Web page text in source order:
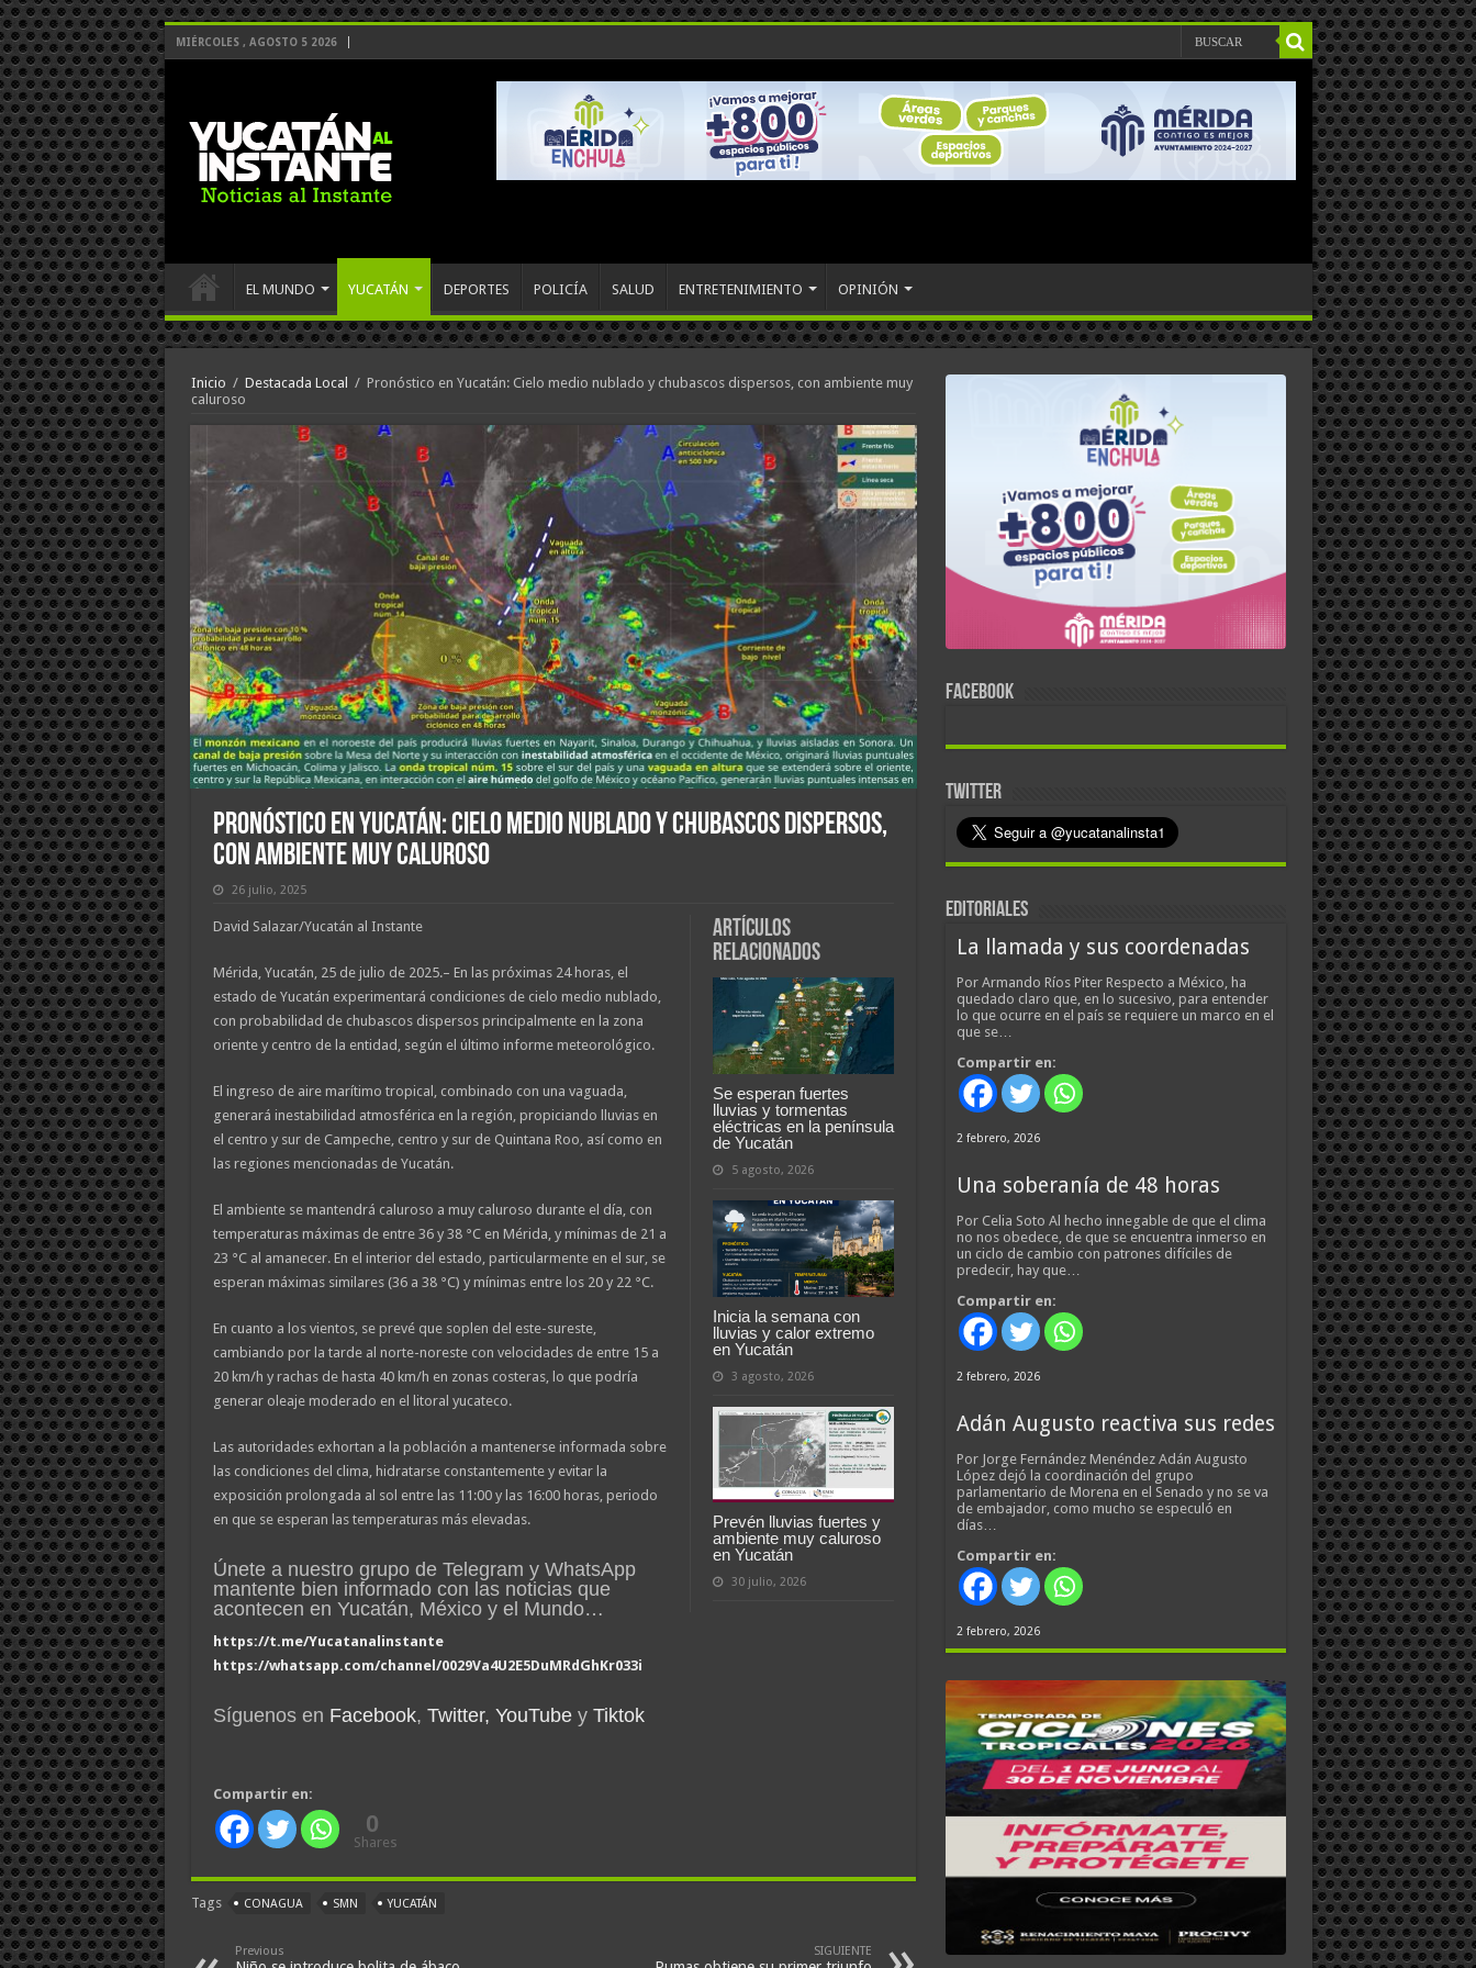
MIÉRCOLES , AGOSTO 5 2026
EL MUNDO YUCATÁN DEPORTES POLICÍA SALUD ENTRETENIMIENTO OPINIÓN
Inicio / Destacada Local / Pronóstico en Yucatán: Cielo medio nublado y chubascos dispersos, con ambiente muy
caluroso
Pronóstico en Yucatán: Cielo medio nublado y chubascos dispersos,
con ambiente muy caluroso
26 julio, 2025
Artículos
relacionados
Se esperan fuertes
lluvias y tormentas
eléctricas en la península
de Yucatán
5 agosto, 2026
Inicia la semana con
lluvias y calor extremo
en Yucatán
3 agosto, 2026
Prevén lluvias fuertes y
ambiente muy caluroso
en Yucatán
30 julio, 2026
David Salazar/Yucatán al Instante
Mérida, Yucatán, 25 de julio de 2025.– En las próximas 24 horas, el
estado de Yucatán experimentará condiciones de cielo medio nublado,
con probabilidad de chubascos dispersos principalmente en la zona
oriente y centro de la entidad, según el último informe meteorológico.
El ingreso de aire marítimo tropical, combinado con una vaguada,
generará inestabilidad atmosférica en la región, propiciando lluvias en
el centro y sur de Campeche, centro y sur de Quintana Roo, así como en
las regiones mencionadas de Yucatán.
El ambiente se mantendrá caluroso a muy caluroso durante el día, con
temperaturas máximas de entre 36 y 38 °C en Mérida, y mínimas de 21 a
23 °C al amanecer. En el interior del estado, particularmente en el sur, se
esperan máximas similares (36 a 38 °C) y mínimas entre los 20 y 22 °C.
En cuanto a los vientos, se prevé que soplen del este-sureste,
cambiando por la tarde al norte-noreste con velocidades de entre 15 a
20 km/h y rachas de hasta 40 km/h en zonas costeras, lo que podría
generar oleaje moderado en el litoral yucateco.
Las autoridades exhortan a la población a mantenerse informada sobre
las condiciones del clima, hidratarse constantemente y evitar la
exposición prolongada al sol entre las 11:00 y las 16:00 horas, periodo
en que se esperan las temperaturas más elevadas.
Únete a nuestro grupo de Telegram y WhatsApp
mantente bien informado con las noticias que
acontecen en Yucatán, México y el Mundo…
https://t.me/Yucatanalinstante
https://whatsapp.com/channel/0029Va4U2E5DuMRdGhKr033i
Síguenos en Facebook, Twitter, YouTubey Tiktok
Compartir en:
0
Shares
Tags CONAGUA SMN YUCATÁN
Previous SIGUIENTE
FACEBOOK
TWITTER
EDITORIALES
La llamada y sus coordenadas
Por Armando Ríos Piter Respecto a México, ha
quedado claro que, en lo sucesivo, para entender
lo que ocurre en el país se requiere un marco en el
que se…
Compartir en:
2 febrero, 2026
Una soberanía de 48 horas
Por Celia Soto Al hecho innegable de que el clima
no nos obedece, de que se encuentra inmerso en
un ciclo de cambio con patrones difíciles de
predecir, hay que…
Compartir en:
2 febrero, 2026
Adán Augusto reactiva sus redes
Por Jorge Fernández Menéndez Adán Augusto
López dejó la coordinación del grupo
parlamentario de Morena en el Senado y no se va
de embajador, como mucho se especuló en
días…
Compartir en:
2 febrero, 2026